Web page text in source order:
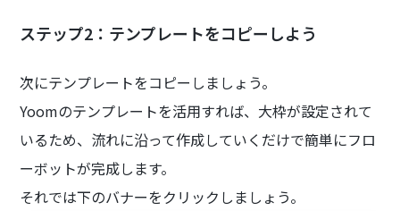
ステップ2：テンプレートをコピーしよう
次にテンプレートをコピーしましょう。
Yoomのテンプレートを活用すれば、大枠が設定されて
いるため、流れに沿って作成していくだけで簡単にフロ
ーボットが完成します。
それでは下のバナーをクリックしましょう。